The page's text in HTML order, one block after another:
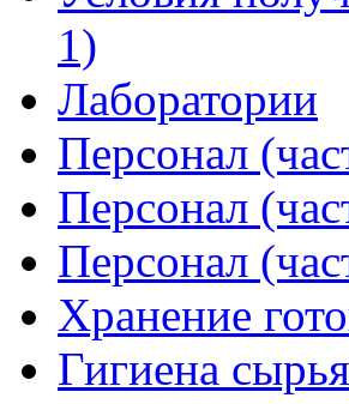
1)
Лаборатории
Персонал
Персонал
Персонал
Хранение
Гигиена